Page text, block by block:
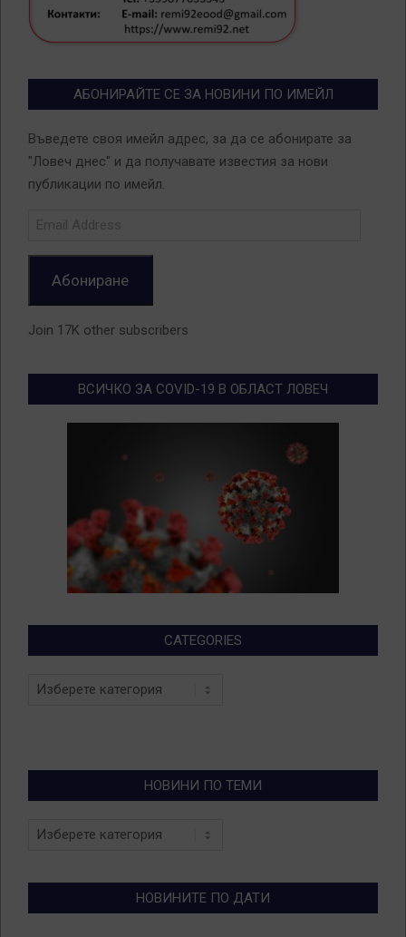
АБОНИРАЙТЕ СЕ ЗА НОВИНИ ПО ИМЕЙЛ
Въведете своя имейл адрес, за да се абонирате за
"Ловеч днес" и да получавате известия за нови
публикации по имейл.
Абониране
Join 17K other subscribers
ВСИЧКО ЗА COVID-19 В ОБЛАСТ ЛОВЕЧ
CATEGORIES
Categories
НОВИНИ ПО ТЕМИ
Новини
НОВИНИТЕ ПО ДАТИ